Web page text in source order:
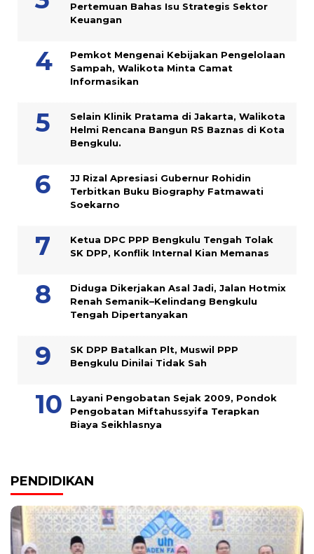
Pertemuan Bahas Isu Strategis Sektor
Keuangan
Pemkot Mengenai Kebijakan Pengelolaan
Sampah, Walikota Minta Camat
Informasikan
Selain Klinik Pratama di Jakarta, Walikota
Helmi Rencana Bangun RS Baznas di Kota
Bengkulu.
JJ Rizal Apresiasi Gubernur Rohidin
Terbitkan Buku Biography Fatmawati
Soekarno
Ketua DPC PPP Bengkulu Tengah Tolak
SK DPP, Konflik Internal Kian Memanas
Diduga Dikerjakan Asal Jadi, Jalan Hotmix
Renah Semanik–Kelindang Bengkulu
Tengah Dipertanyakan
SK DPP Batalkan Plt, Muswil PPP
Bengkulu Dinilai Tidak Sah
Layani Pengobatan Sejak 2009, Pondok
Pengobatan Miftahussyifa Terapkan
Biaya Seikhlasnya
PENDIDIKAN